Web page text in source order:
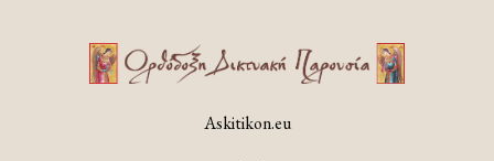
Askitikon.eu